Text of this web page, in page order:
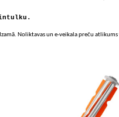
Noliktavas un e-veikala preču